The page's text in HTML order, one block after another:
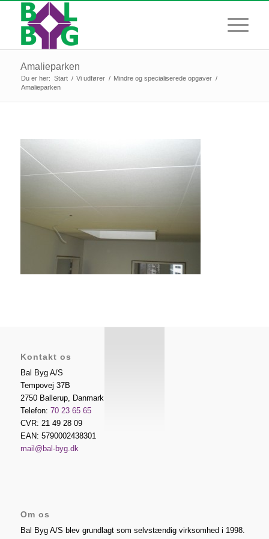
Amalieparken
Du er her: Start / Vi udfører / Mindre og specialiserede opgaver /
Amalieparken
Kontakt os
Bal Byg A/S
Tempovej 37B
2750 Ballerup, Danmark
Telefon: 70 23 65 65
CVR: 21 49 28 09
EAN: 5790002438301
mail@bal-byg.dk
Om os
Bal Byg A/S blev grundlagt som selvstændig virksomhed i 1998.